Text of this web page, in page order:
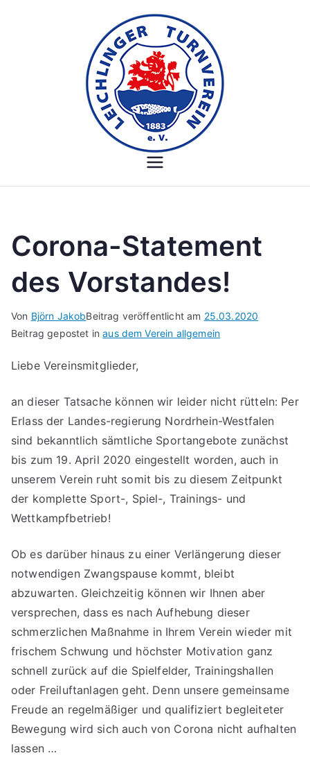
Leichlinger
Corona-Statement
des Vorstandes!
Von Björn JakobBeitrag veröffentlicht am 25.03.2020
Beitrag gepostet inaus dem Verein allgemein
Liebe Vereinsmitglieder,
an dieser Tatsache können wir leider nicht rütteln: Per
Erlass der Landes-regierung Nordrhein-Westfalen
sind bekanntlich sämtliche Sportangebote zunächst
bis zum 19. April 2020 eingestellt worden, auch in
unserem Verein ruht somit bis zu diesem Zeitpunkt
der komplette Sport-, Spiel-, Trainings- und
Wettkampfbetrieb!
Ob es darüber hinaus zu einer Verlängerung dieser
notwendigen Zwangspause kommt, bleibt
abzuwarten. Gleichzeitig können wir Ihnen aber
versprechen, dass es nach Aufhebung dieser
schmerzlichen Maßnahme in Ihrem Verein wieder mit
frischem Schwung und höchster Motivation ganz
schnell zurück auf die Spielfelder, Trainingshallen
oder Freiluftanlagen geht. Denn unsere gemeinsame
Freude an regelmäßiger und qualifiziert begleiteter
Bewegung wird sich auch von Corona nicht aufhalten
lassen …